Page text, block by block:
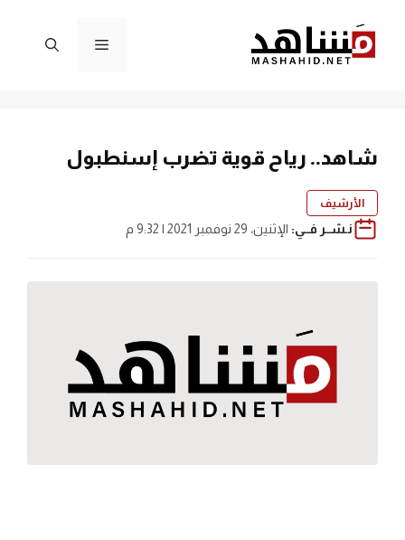
المحتوى
القائمة
شاهد.. رياح قوية تضرب إسنطبول
الأرشيف
نـشــر فــي: الإثنين، 29 نوفمبر 2021 | 9:32 م